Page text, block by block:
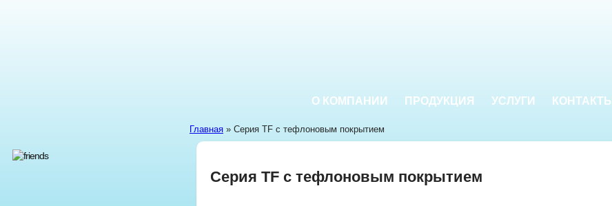
О КОМПАНИИ ПРОДУКЦИЯ УСЛУГИ КОНТАКТЫ
Главная » Серия TF с тефлоновым покрытием
Серия TF с тефлоновым покрытием